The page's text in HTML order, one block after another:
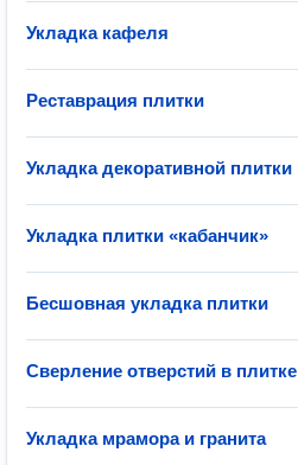
Укладка кафеля
Реставрация плитки
Укладка декоративной плитки
Укладка плитки «кабанчик»
Бесшовная укладка плитки
Сверление отверстий в плитке
Укладка мрамора и гранита